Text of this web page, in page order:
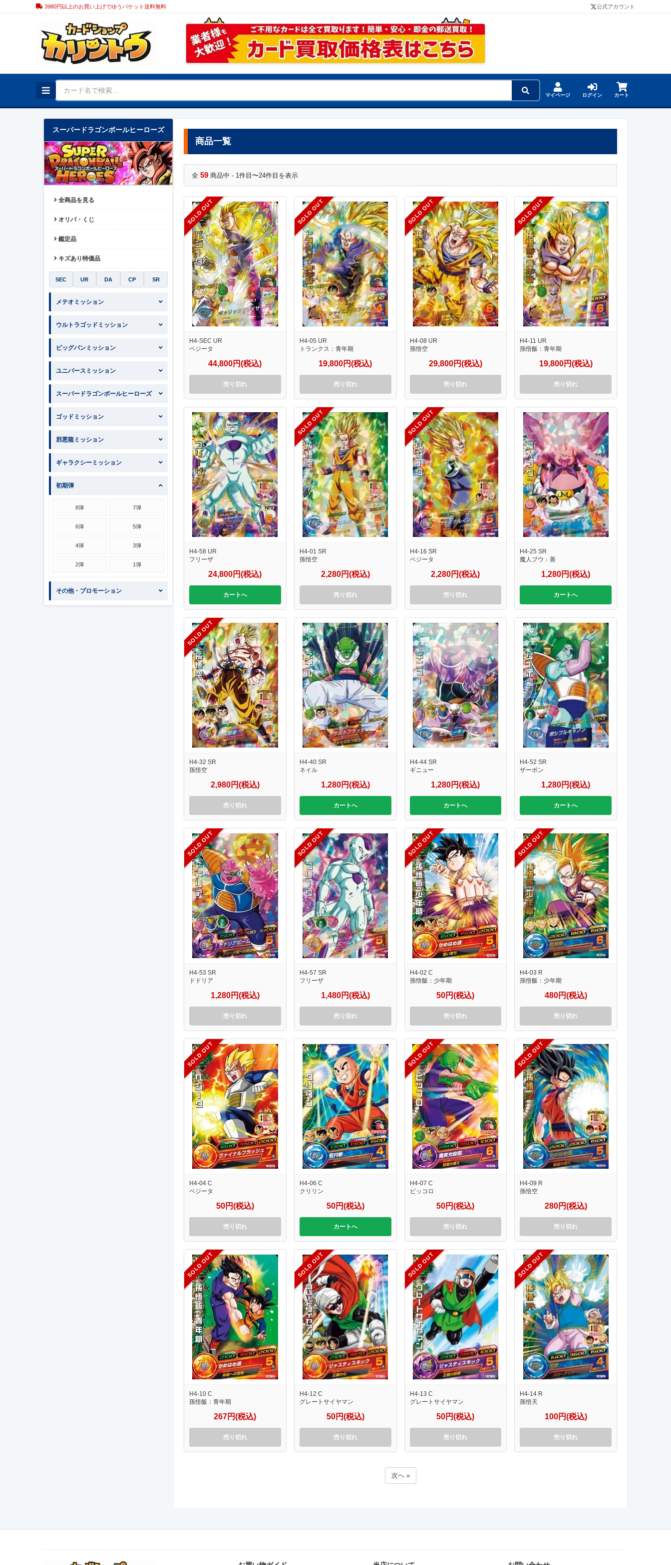
3980円以上のお買い上げでゆうパケット送料無料 公式アカウント
マイページ ログイン カート
スーパードラゴンボールヒーローズ
全商品を見る
オリパ・くじ
鑑定品
キズあり特価品
SEC UR DA CP SR
メテオミッション
ウルトラゴッドミッション
ビッグバンミッション
ユニバースミッション
スーパードラゴンボールヒーローズ
ゴッドミッション
邪悪龍ミッション
ギャラクシーミッション
初期弾
8弾 7弾
6弾 5弾
4弾 3弾
2弾 1弾
その他・プロモーション
商品一覧
全 59 商品中 - 1件目〜24件目を表示
SOLD OUT
H4-SEC UR
ベジータ
44,800円(税込)
売り切れ
SOLD OUT
H4-05 UR
トランクス：青年期
19,800円(税込)
売り切れ
SOLD OUT
H4-08 UR
孫悟空
29,800円(税込)
売り切れ
SOLD OUT
H4-11 UR
孫悟飯：青年期
19,800円(税込)
売り切れ
H4-58 UR
フリーザ
24,800円(税込)
カートへ
SOLD OUT
H4-01 SR
孫悟空
2,280円(税込)
売り切れ
SOLD OUT
H4-16 SR
ベジータ
2,280円(税込)
売り切れ
H4-25 SR
魔人ブウ：善
1,280円(税込)
カートへ
SOLD OUT
H4-32 SR
孫悟空
2,980円(税込)
売り切れ
H4-40 SR
ネイル
1,280円(税込)
カートへ
H4-44 SR
ギニュー
1,280円(税込)
カートへ
H4-52 SR
ザーボン
1,280円(税込)
カートへ
SOLD OUT
H4-53 SR
ドドリア
1,280円(税込)
売り切れ
SOLD OUT
H4-57 SR
フリーザ
1,480円(税込)
売り切れ
SOLD OUT
H4-02 C
孫悟飯：少年期
50円(税込)
売り切れ
SOLD OUT
H4-03 R
孫悟飯：少年期
480円(税込)
売り切れ
SOLD OUT
H4-04 C
ベジータ
50円(税込)
売り切れ
H4-06 C
クリリン
50円(税込)
カートへ
SOLD OUT
H4-07 C
ピッコロ
50円(税込)
売り切れ
SOLD OUT
H4-09 R
孫悟空
280円(税込)
売り切れ
SOLD OUT
H4-10 C
孫悟飯：青年期
267円(税込)
売り切れ
SOLD OUT
H4-12 C
グレートサイヤマン
50円(税込)
売り切れ
SOLD OUT
H4-13 C
グレートサイヤマン
50円(税込)
売り切れ
SOLD OUT
H4-14 R
孫悟天
100円(税込)
売り切れ
次へ »